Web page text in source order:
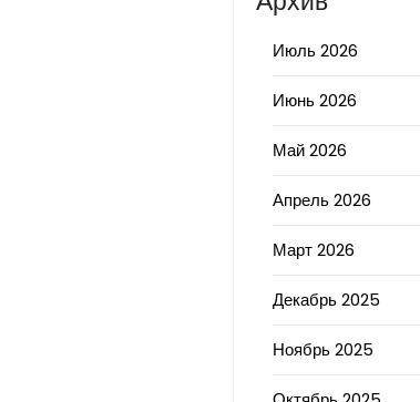
Июль 2026
Июнь 2026
Май 2026
Апрель 2026
Март 2026
Декабрь 2025
Ноябрь 2025